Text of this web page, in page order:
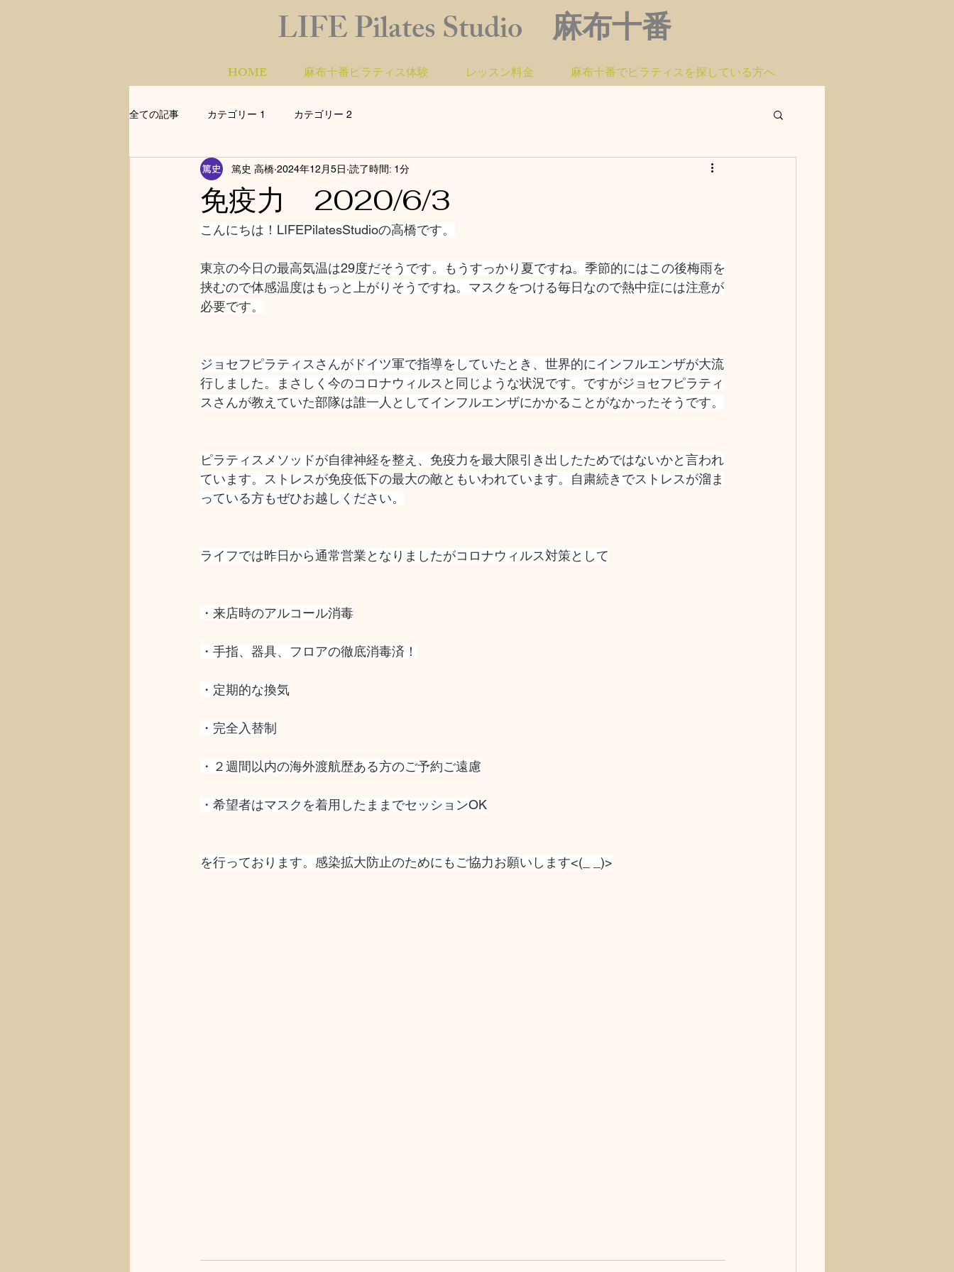
LIFE Pilates Studio 麻布十番
HOME 麻布十番ピラティス体験 レッスン料金 麻布十番でピラティスを探している方へ
全ての記事 カテゴリー 1 カテゴリー 2
免疫力 2020/6/3
篤史 高橋 2024年12月5日 読了時間: 1分
こんにちは！LIFEPilatesStudioの高橋です。
東京の今日の最高気温は29度だそうです。もうすっかり夏ですね。季節的にはこの後梅雨を
挟むので体感温度はもっと上がりそうですね。マスクをつける毎日なので熱中症には注意が
必要です。
ジョセフピラティスさんがドイツ軍で指導をしていたとき、世界的にインフルエンザが大流
行しました。まさしく今のコロナウィルスと同じような状況です。ですがジョセフピラティ
スさんが教えていた部隊は誰一人としてインフルエンザにかかることがなかったそうです。
ピラティスメソッドが自律神経を整え、免疫力を最大限引き出したためではないかと言われ
ています。ストレスが免疫低下の最大の敵ともいわれています。自粛続きでストレスが溜ま
っている方もぜひお越しください。
ライフでは昨日から通常営業となりましたがコロナウィルス対策として
・来店時のアルコール消毒
・手指、器具、フロアの徹底消毒済！
・定期的な換気
・完全入替制
・２週間以内の海外渡航歴ある方のご予約ご遠慮
・希望者はマスクを着用したままでセッションOK
を行っております。感染拡大防止のためにもご協力お願いします<(_ _)>